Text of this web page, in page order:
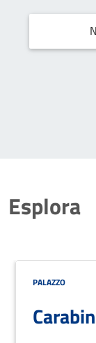
Esplora
PALAZZO